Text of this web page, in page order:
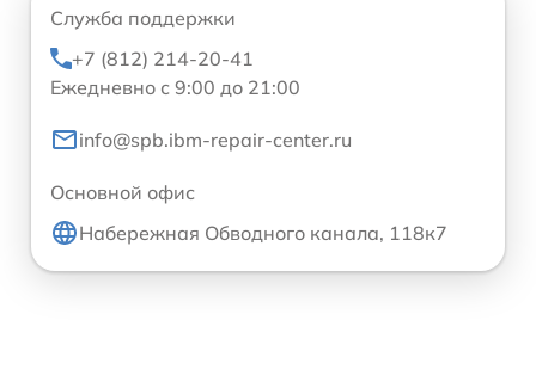
Служба поддержки
+7 (812) 214-20-41
Ежедневно с 9:00 до 21:00
info@spb.ibm-repair-center.ru
Основной офис
Набережная Обводного канала, 118к7